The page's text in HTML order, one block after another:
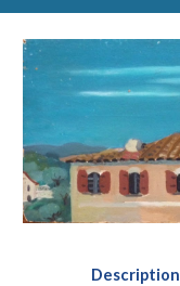
Description